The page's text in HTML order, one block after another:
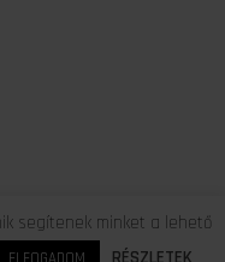
segítenek minket a lehető